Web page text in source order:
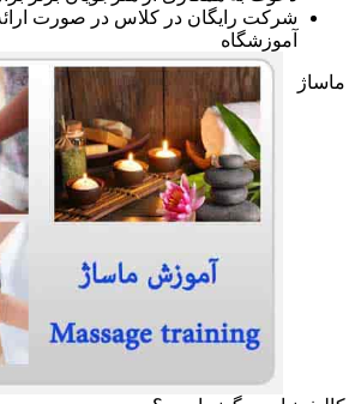
شرکت رایگان در کلاس در صورت
آموزشگاه
ماساژ